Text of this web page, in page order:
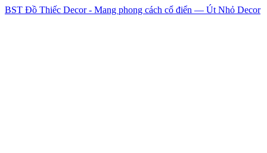
BST Đồ Thiếc Decor - Mang phong cách cổ điển — Út Nhỏ Decor